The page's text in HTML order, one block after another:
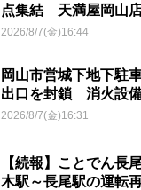
点集結 天満屋岡山
2026/8/7(金)16:44
岡山市営城下地下駐
出口を封鎖 消火設
2026/8/7(金)16:31
【続報】ことでん
木駅～長尾駅の運転